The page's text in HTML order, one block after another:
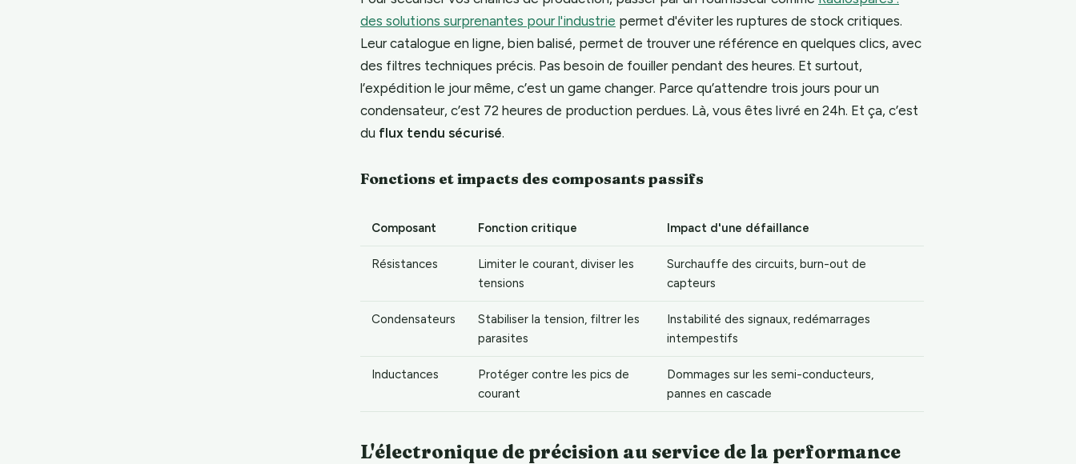
des solutions surprenantes pour l'industrie permet d'éviter les ruptures de stock critiques.
Leur catalogue en ligne, bien balisé, permet de trouver une référence en quelques clics, avec
des filtres techniques précis. Pas besoin de fouiller pendant des heures. Et surtout,
l’expédition le jour même, c’est un game changer. Parce qu’attendre trois jours pour un
condensateur, c’est 72 heures de production perdues. Là, vous êtes livré en 24h. Et ça, c’est
du flux tendu sécurisé.
Fonctions et impacts des composants passifs
Composant Fonction critique Impact d'une défaillance
Résistances
Limiter le courant, diviser les
tensions
Surchauffe des circuits, burn-out de
capteurs
Condensateurs
Stabiliser la tension, filtrer les
parasites
Instabilité des signaux, redémarrages
intempestifs
Inductances
Protéger contre les pics de
courant
Dommages sur les semi-conducteurs,
pannes en cascade
L'électronique de précision au service de la performance